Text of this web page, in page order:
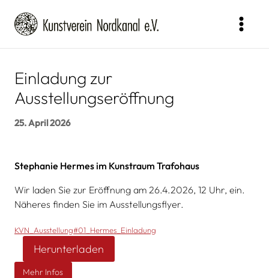
Inhalt
springen
Einladung zur
Ausstellungseröffnung
25. April 2026
Stephanie Hermes im Kunstraum Trafohaus
Wir laden Sie zur Eröffnung am 26.4.2026, 12 Uhr, ein.
Näheres finden Sie im Ausstellungsflyer.
KVN_Ausstellung#01_Hermes_Einladung
Herunterladen
Mehr Infos